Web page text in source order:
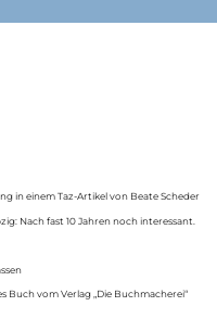
in einem Taz-Artikel von Beate Scheder
Nach fast 10 Jahren noch interessant.
Buch vom Verlag „Die Buchmacherei“